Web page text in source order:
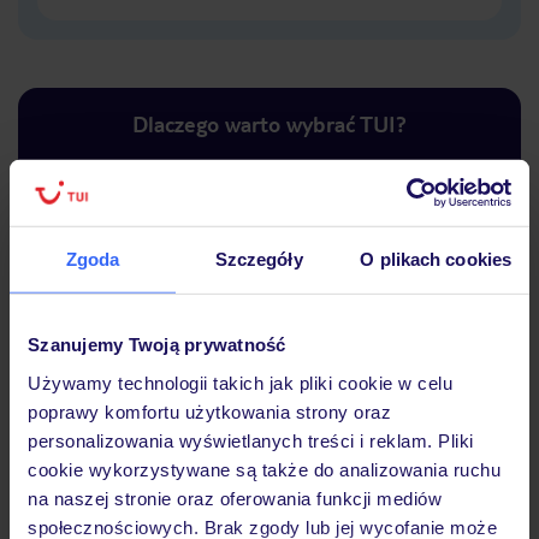
Zgoda Szczegóły O plikach cookies
Szanujemy Twoją prywatność
Używamy technologii takich jak pliki cookie w celu
poprawy komfortu użytkowania strony oraz
personalizowania wyświetlanych treści i reklam. Pliki
cookie wykorzystywane są także do analizowania ruchu
na naszej stronie oraz oferowania funkcji mediów
społecznościowych. Brak zgody lub jej wycofanie może
Dlaczego warto wybrać TUI?
Lider niskich cen
Największe biuro
podróży w Polsce
30 lat w
Hotel
Opinie